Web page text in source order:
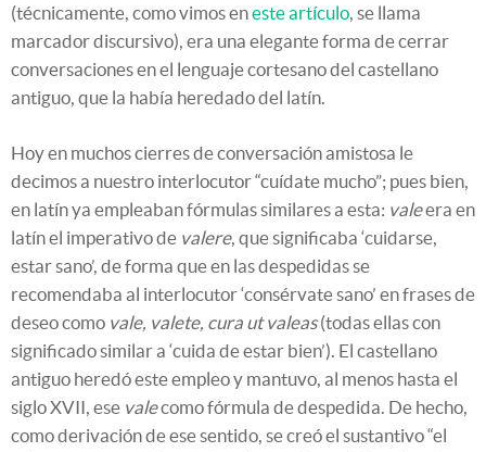
(técnicamente, como vimos eneste artículo, se llama
marcador discursivo), era una elegante forma de cerrar
conversaciones en el lenguaje cortesano del castellano
antiguo, que la había heredado del latín.
Hoy en muchos cierres de conversación amistosa le
decimos a nuestro interlocutor “cuídate mucho”; pues bien,
en latín ya empleaban fórmulas similares a esta: valeera en
latín el imperativo de valere, que significaba ‘cuidarse,
estar sano’, de forma que en las despedidas se
recomendaba al interlocutor ‘consérvate sano’ en frases de
deseo como vale, valete, cura ut valeas(todas ellas con
significado similar a ‘cuida de estar bien’). El castellano
antiguo heredó este empleo y mantuvo, al menos hasta el
siglo XVII, ese valecomo fórmula de despedida. De hecho,
como derivación de ese sentido, se creó el sustantivo “el